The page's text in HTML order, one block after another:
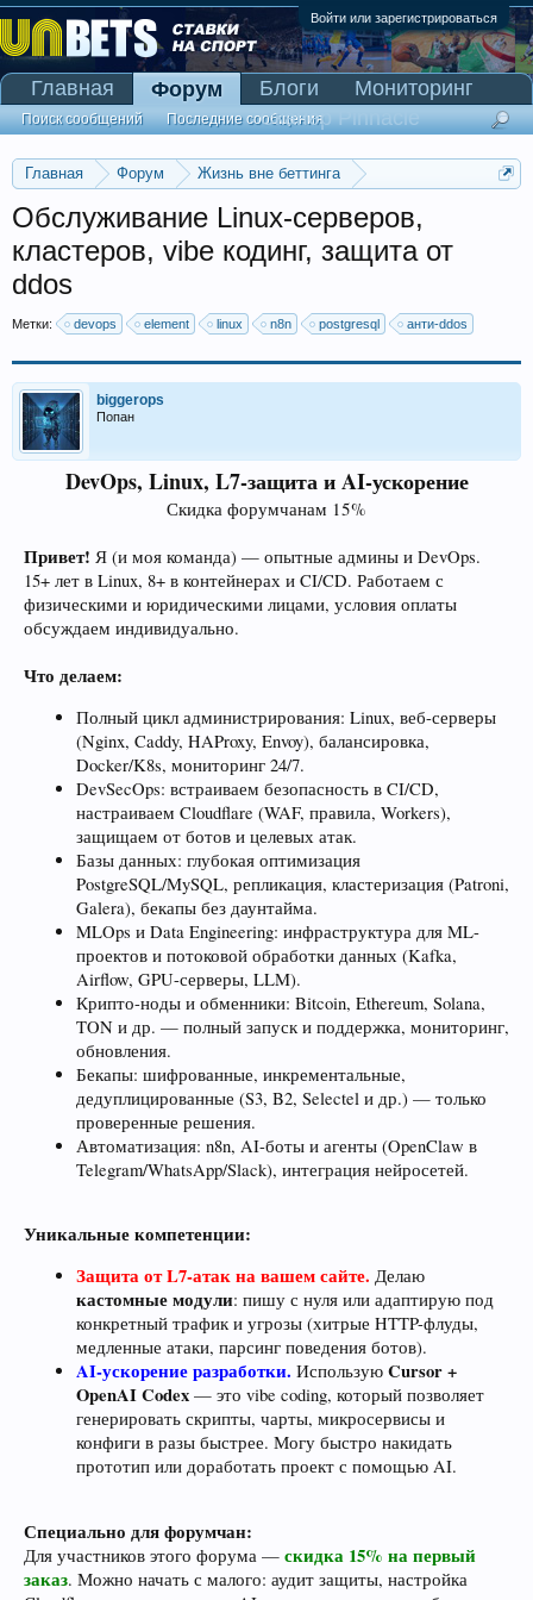
Войти или зарегистрироваться
Главная Форум
Жизнь вне беттинга
Обслуживание Linux-серверов,
кластеров, vibe кодинг, защита от
ddos
Метки: devops element linux n8n postgresql анти-ddos
biggerops
Попан
DevOps, Linux, L7-защита и AI-ускорение
Скидка форумчанам 15%
Привет! Я (и моя команда) — опытные админы и DevOps.
15+ лет в Linux, 8+ в контейнерах и CI/CD. Работаем с
физическими и юридическими лицами, условия оплаты
обсуждаем индивидуально.
Что делаем:
Полный цикл администрирования: Linux, веб-серверы
(Nginx, Caddy, HAProxy, Envoy), балансировка,
Docker/K8s, мониторинг 24/7.
DevSecOps: встраиваем безопасность в CI/CD,
настраиваем Cloudflare (WAF, правила, Workers),
защищаем от ботов и целевых атак.
Базы данных: глубокая оптимизация
PostgreSQL/MySQL, репликация, кластеризация (Patroni,
Galera), бекапы без даунтайма.
MLOps и Data Engineering: инфраструктура для ML-
проектов и потоковой обработки данных (Kafka,
Airflow, GPU-серверы, LLM).
Крипто-ноды и обменники: Bitcoin, Ethereum, Solana,
TON и др. — полный запуск и поддержка, мониторинг,
обновления.
Бекапы: шифрованные, инкрементальные,
дедуплицированные (S3, B2, Selectel и др.) — только
проверенные решения.
Автоматизация: n8n, AI-боты и агенты (OpenClaw в
Telegram/WhatsApp/Slack), интеграция нейросетей.
Уникальные компетенции:
Защита от L7-атак на вашем сайте. Делаю
кастомные модули: пишу с нуля или адаптирую под
конкретный трафик и угрозы (хитрые HTTP-флуды,
медленные атаки, парсинг поведения ботов).
AI-ускорение разработки. Использую Cursor +
OpenAI Codex — это vibe coding, который позволяет
генерировать скрипты, чарты, микросервисы и
конфиги в разы быстрее. Могу быстро накидать
прототип или доработать проект с помощью AI.
Специально для форумчан:
Для участников этого форума — скидка 15% на первый
заказ. Можно начать с малого: аудит защиты, настройка
Главная Форум
Поиск сообщений Последние сообщения
Блоги
Мониторинг
Сканер Pinnacle